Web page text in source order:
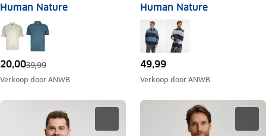
Human Nature
20,0039,99
Verkoop doorANWB
Human Nature
49,99
Verkoop doorANWB